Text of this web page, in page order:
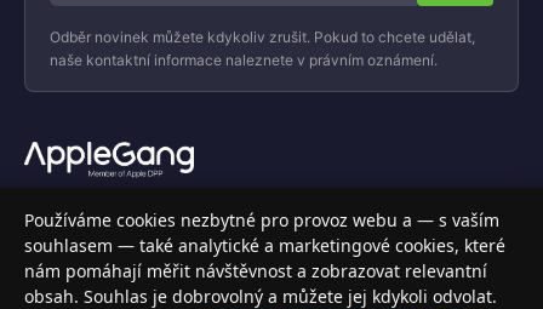
Odběr novinek můžete kdykoliv zrušit. Pokud to chcete udělat,
naše kontaktní informace naleznete v právním oznámení.
Váš specializovaný obchod s Apple produkty, příslušenstvím a
elektronikou. Nakupujte bezpečně a s jistotou.
INFORMACE
Používáme cookies nezbytné pro provoz webu a — s vaším
souhlasem — také analytické a marketingové cookies, které
nám pomáhají měřit návštěvnost a zobrazovat relevantní
obsah. Souhlas je dobrovolný a můžete jej kdykoli odvolat.